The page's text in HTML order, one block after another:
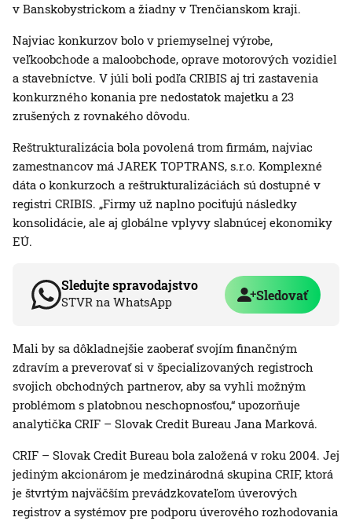
v Banskobystrickom a žiadny v Trenčianskom kraji.
Najviac konkurzov bolo v priemyselnej výrobe,
veľkoobchode a maloobchode, oprave motorových vozidiel
a stavebníctve. V júli boli podľa CRIBIS aj tri zastavenia
konkurzného konania pre nedostatok majetku a 23
zrušených z rovnakého dôvodu.
Reštrukturalizácia bola povolená trom firmám, najviac
zamestnancov má JAREK TOPTRANS, s.r.o. Komplexné
dáta o konkurzoch a reštrukturalizáciách sú dostupné v
registri CRIBIS. „Firmy už naplno pociťujú následky
konsolidácie, ale aj globálne vplyvy slabnúcej ekonomiky
EÚ.
Sledujte spravodajstvo
STVR na WhatsApp Sledovať
Mali by sa dôkladnejšie zaoberať svojím finančným
zdravím a preverovať si v špecializovaných registroch
svojich obchodných partnerov, aby sa vyhli možným
problémom s platobnou neschopnosťou,“ upozorňuje
analytička CRIF – Slovak Credit Bureau Jana Marková.
CRIF – Slovak Credit Bureau bola založená v roku 2004. Jej
jediným akcionárom je medzinárodná skupina CRIF, ktorá
je štvrtým najväčším prevádzkovateľom úverových
registrov a systémov pre podporu úverového rozhodovania